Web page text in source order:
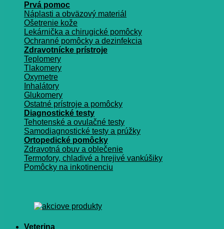
Prvá pomoc
Náplasti a obväzový materiál
Ošetrenie kože
Lekárnička a chirugické pomôcky
Ochranné pomôcky a dezinfekcia
Zdravotnícke prístroje
Teplomery
Tlakomery
Oxymetre
Inhalátory
Glukomery
Ostatné prístroje a pomôcky
Diagnostické testy
Tehotenské a ovulačné testy
Samodiagnostické testy a prúžky
Ortopedické pomôcky
Zdravotná obuv a oblečenie
Termofory, chladivé a hrejivé vankúšiky
Pomôcky na inkotinenciu
Veterina